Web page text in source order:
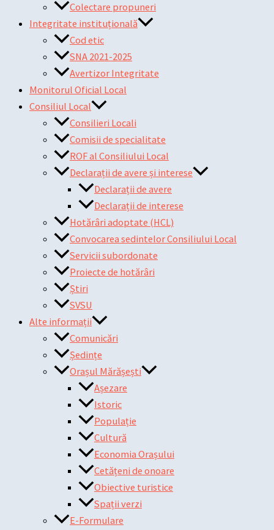
Colectare propuneri
Integritate instituțională
Cod etic
SNA 2021-2025
Avertizor Integritate
Monitorul Oficial Local
Consiliul Local
Consilieri Locali
Comisii de specialitate
ROF al Consiliului Local
Declarații de avere și interese
Declarații de avere
Declarații de interese
Hotărâri adoptate (HCL)
Convocarea sedintelor Consiliului Local
Servicii subordonate
Proiecte de hotărâri
Știri
SVSU
Alte informații
Comunicări
Ședințe
Orașul Mărășești
Așezare
Istoric
Populație
Cultură
Economia Orașului
Cetățeni de onoare
Obiective turistice
Spații verzi
E-Formulare